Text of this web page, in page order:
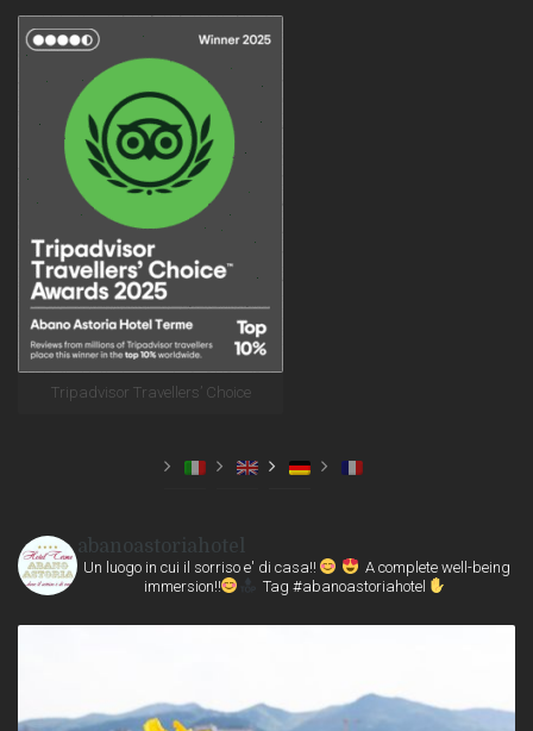
Tripadvisor Travellers’ Choice
abanoastoriahotel
Un luogo in cui il sorriso e' di casa!!
A complete well-being
immersion!!
Tag #abanoastoriahotel